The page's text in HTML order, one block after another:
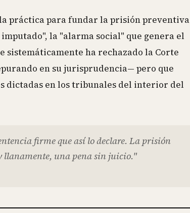
práctica para fundar la prisión preventiva
la "alarma social" que genera el
sistemáticamente ha rechazado la Corte
en su jurisprudencia— pero que
dictadas en los tribunales del interior del
firme que así lo declare. La prisión
llanamente, una pena sin juicio."